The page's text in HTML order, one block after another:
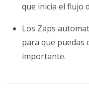
que inicia el flujo
Los Zaps
para que puedas
importante.